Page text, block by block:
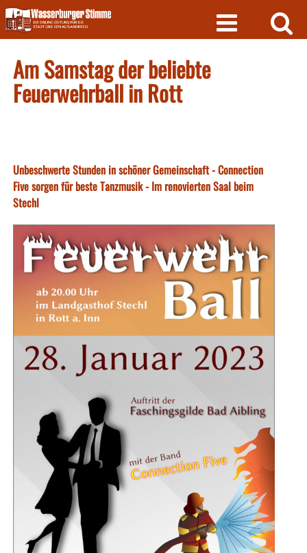
Skip
to
content
Am Samstag der beliebte
Feuerwehrball in Rott
Unbeschwerte Stunden in schöner Gemeinschaft - Connection
Five sorgen für beste Tanzmusik - Im renovierten Saal beim
Stechl